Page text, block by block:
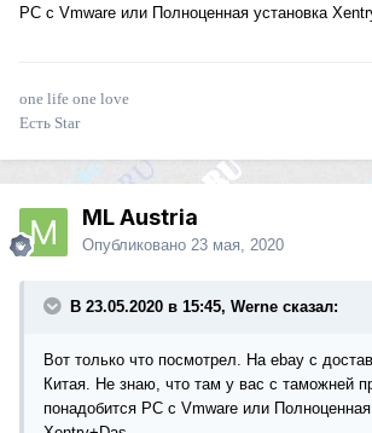
PC c Vmware или Полноценная установка
one life one love
Есть Star
ML Austria
Опубликовано 23 мая, 2020
В 23.05.2020 в 15:45, Werne сказал:
Вот только что посмотрел. На ebay с
Китая. Не знаю, что там у вас с таможней
понадобится PC c Vmware или Полноценная